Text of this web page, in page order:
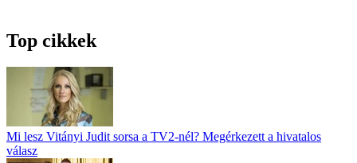
Top cikkek
Mi lesz Vitányi Judit sorsa a TV2-nél? Megérkezett a hivatalos
válasz